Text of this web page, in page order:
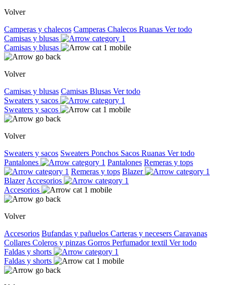
Volver
Camperas y chalecos Camperas Chalecos Ruanas Ver todo
Camisas y blusas
Camisas y blusas
Volver
Camisas y blusas Camisas Blusas Ver todo
Sweaters y sacos
Sweaters y sacos
Volver
Sweaters y sacos Sweaters Ponchos Sacos Ruanas Ver todo
Pantalones
Pantalones Remeras y tops
Remeras y tops Blazer
Blazer Accesorios
Accesorios
Volver
Accesorios Bufandas y pañuelos Carteras y necesers Caravanas
Collares Coleros y pinzas Gorros Perfumador textil Ver todo
Faldas y shorts
Faldas y shorts